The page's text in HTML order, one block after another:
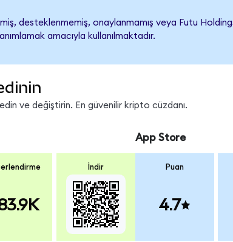
desteklenmemiş, onaylanmamış veya Futu
amacıyla kullanılmaktadır.
ve değiştirin. En güvenilir kripto cüzdanı.
İndir
App Store
Puan
4.7